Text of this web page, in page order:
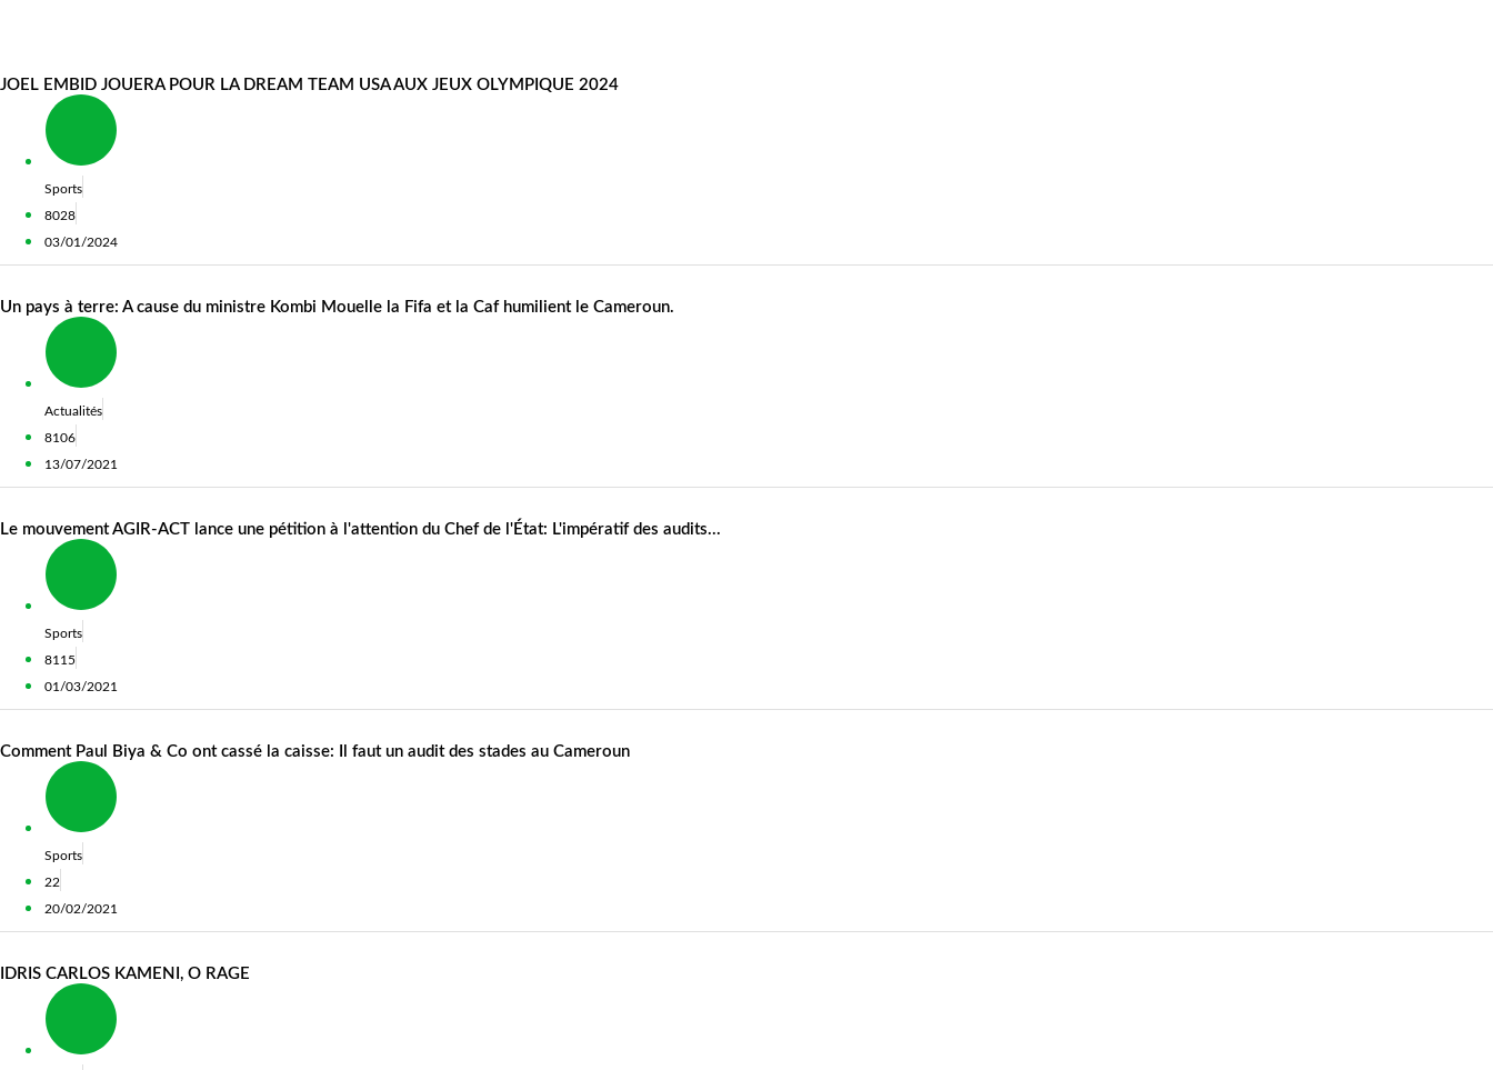
JOEL EMBID JOUERA POUR LA DREAM TEAM USA AUX JEUX OLYMPIQUE 2024
Sports
8028
03/01/2024
Un pays à terre: A cause du ministre Kombi Mouelle la Fifa et la Caf humilient le Cameroun.
Actualités
8106
13/07/2021
Le mouvement AGIR-ACT lance une pétition à l'attention du Chef de l'État: L'impératif des audits...
Sports
8115
01/03/2021
Comment Paul Biya & Co ont cassé la caisse: Il faut un audit des stades au Cameroun
Sports
22
20/02/2021
IDRIS CARLOS KAMENI, O RAGE